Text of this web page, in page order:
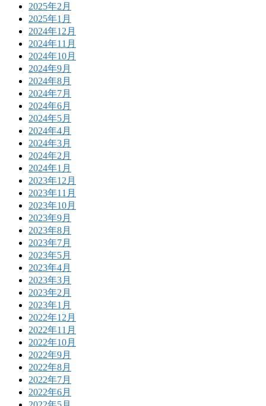
2025年2月
2025年1月
2024年12月
2024年11月
2024年10月
2024年9月
2024年8月
2024年7月
2024年6月
2024年5月
2024年4月
2024年3月
2024年2月
2024年1月
2023年12月
2023年11月
2023年10月
2023年9月
2023年8月
2023年7月
2023年5月
2023年4月
2023年3月
2023年2月
2023年1月
2022年12月
2022年11月
2022年10月
2022年9月
2022年8月
2022年7月
2022年6月